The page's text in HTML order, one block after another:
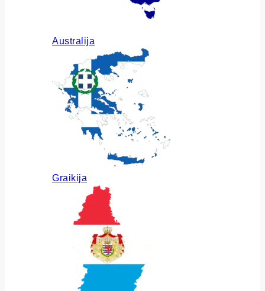
Australija
Graikija